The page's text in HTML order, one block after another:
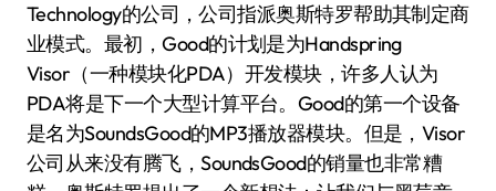
Technology的公司，公司指派奥斯特罗帮助其制定商
业模式。最初，Good的计划是为Handspring
Visor（一种模块化PDA）开发模块，许多人认为
PDA将是下一个大型计算平台。Good的第一个设备
是名为SoundsGood的MP3播放器模块。但是，Visor
公司从来没有腾飞，SoundsGood的销量也非常糟